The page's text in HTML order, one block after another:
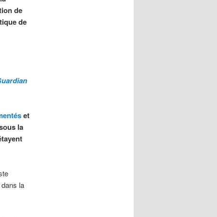
de
de
et
la
la